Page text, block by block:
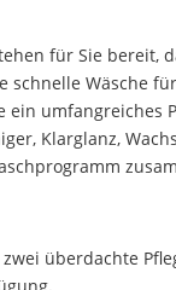
für Sie bereit,
schnelle Wäsche für
ein umfangreiches
Klarglanz,
überdachte